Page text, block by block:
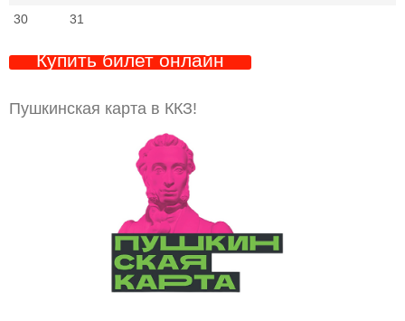
30
31
Купить билет онлайн
Пушкинская карта в ККЗ!